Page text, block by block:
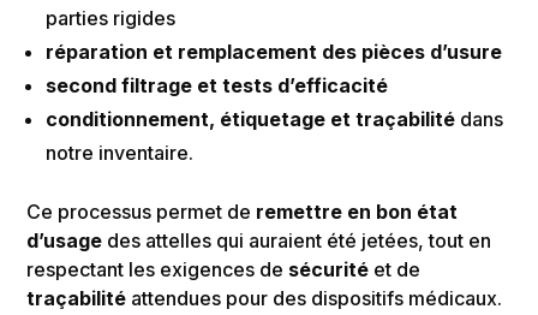
parties rigides
réparation et remplacement des pièces d’usure
second filtrage et tests d’efficacité
conditionnement, étiquetage et traçabilité dans
notre inventaire.
Ce processus permet de remettre en bon état
d’usage des attelles qui auraient été jetées, tout en
respectant les exigences de sécurité et de
traçabilité attendues pour des dispositifs médicaux.